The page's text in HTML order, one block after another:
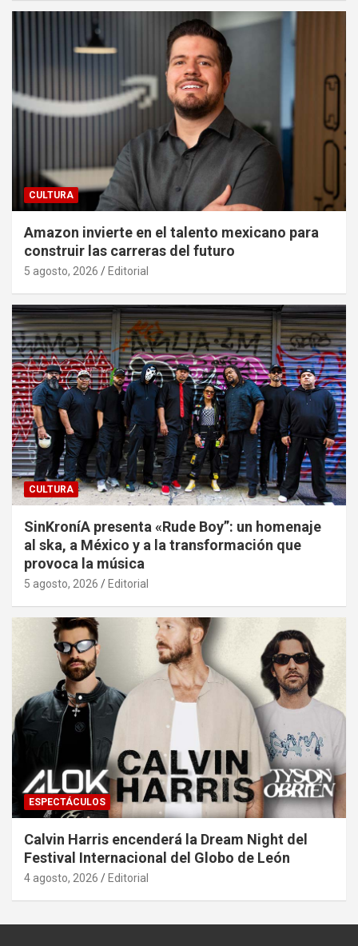
CULTURA
Amazon invierte en el talento mexicano para
construir las carreras del futuro
5 agosto, 2026 Editorial
CULTURA
SinKroníA presenta «Rude Boy”: un homenaje
al ska, a México y a la transformación que
provoca la música
5 agosto, 2026 Editorial
ESPECTÁCULOS
Calvin Harris encenderá la Dream Night del
Festival Internacional del Globo de León
4 agosto, 2026 Editorial